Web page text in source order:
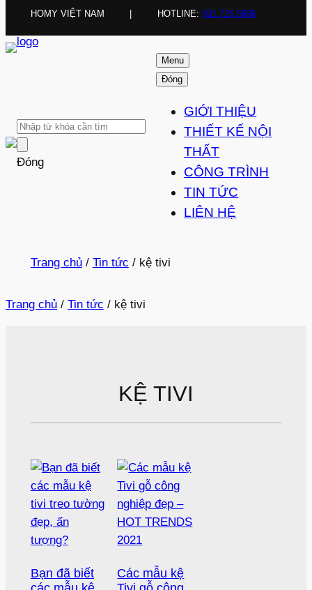
HOMY VIỆT NAM HOTLINE:091 726 6996
Đóng
Menu
Đóng
GIỚI THIỆU
THIẾT KẾ NỘI
THẤT
CÔNG TRÌNH
TIN TỨC
LIÊN HỆ
Trang chủ/ Tin tức / kệ tivi
Trang chủ / Tin tức / kệ tivi
KỆ TIVI
Bạn đã biết
Các mẫu kệ